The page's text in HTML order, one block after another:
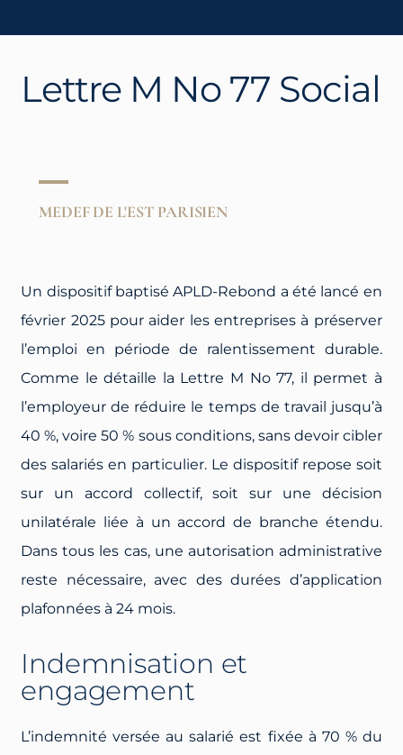
Lettre M No 77 Social
MEDEF DE L'EST PARISIEN
Un dispositif baptisé APLD-Rebond a été lancé en
février 2025 pour aider les entreprises à préserver
l’emploi en période de ralentissement durable.
Comme le détaille la Lettre M No 77, il permet à
l’employeur de réduire le temps de travail jusqu’à
40 %, voire 50 % sous conditions, sans devoir cibler
des salariés en particulier. Le dispositif repose soit
sur un accord collectif, soit sur une décision
unilatérale liée à un accord de branche étendu.
Dans tous les cas, une autorisation administrative
reste nécessaire, avec des durées d’application
plafonnées à 24 mois.
Indemnisation et
engagement
L’indemnité versée au salarié est fixée à 70 % du